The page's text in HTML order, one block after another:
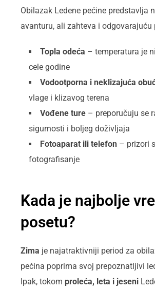
Obilazak Ledenе pećine predstavlja
avanturu, ali zahteva i odgovarajuću
Topla odeća – temperatura je
cele godine
Vodootporna i neklizajuća
vlage i klizavog terena
Vođene ture – preporučuju se
sigurnosti i boljeg doživljaja
Fotoaparat ili telefon – prizori
fotografisanje
Kada je najbolje
posetu?
Zima je najatraktivniji period za
pećina poprima svoj prepoznatljivi
Ipak, tokom proleća, leta i jeseni